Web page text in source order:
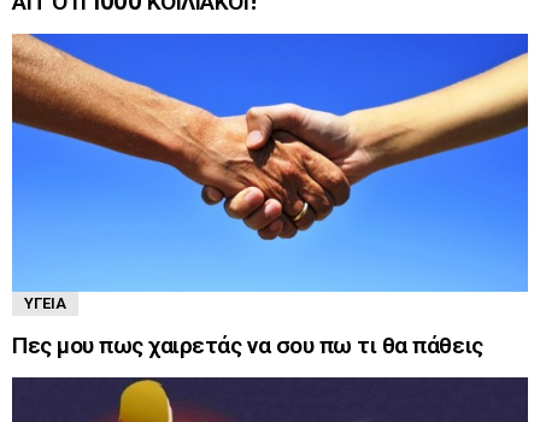
ΥΓΕΊΑ
Πες μου πως χαιρετάς να σου πω τι θα πάθεις